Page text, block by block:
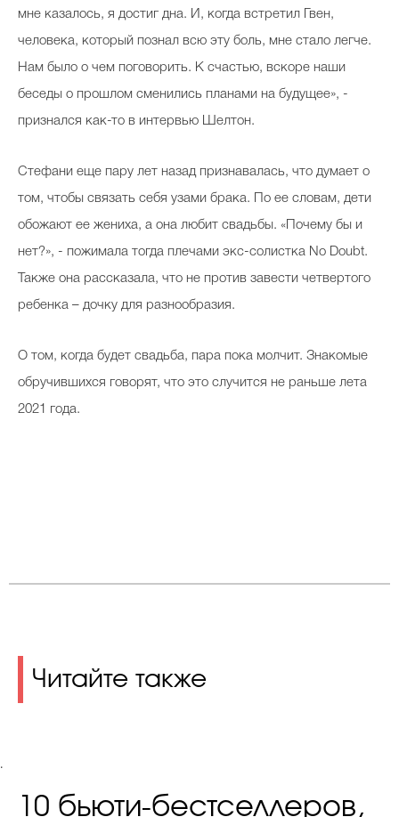
мне казалось, я достиг дна. И, когда встретил Гвен,
человека, который познал всю эту боль, мне стало легче.
Нам было о чем поговорить. К счастью, вскоре наши
беседы о прошлом сменились планами на будущее», -
признался как-то в интервью Шелтон.
Стефани еще пару лет назад признавалась, что думает о
том, чтобы связать себя узами брака. По ее словам, дети
обожают ее жениха, а она любит свадьбы. «Почему бы и
нет?», - пожимала тогда плечами экс-солистка No Doubt.
Также она рассказала, что не против завести четвертого
ребенка – дочку для разнообразия.
О том, когда будет свадьба, пара пока молчит. Знакомые
обручившихся говорят, что это случится не раньше лета
2021 года.
Читайте также
.
10 бьюти-бестселлеров,